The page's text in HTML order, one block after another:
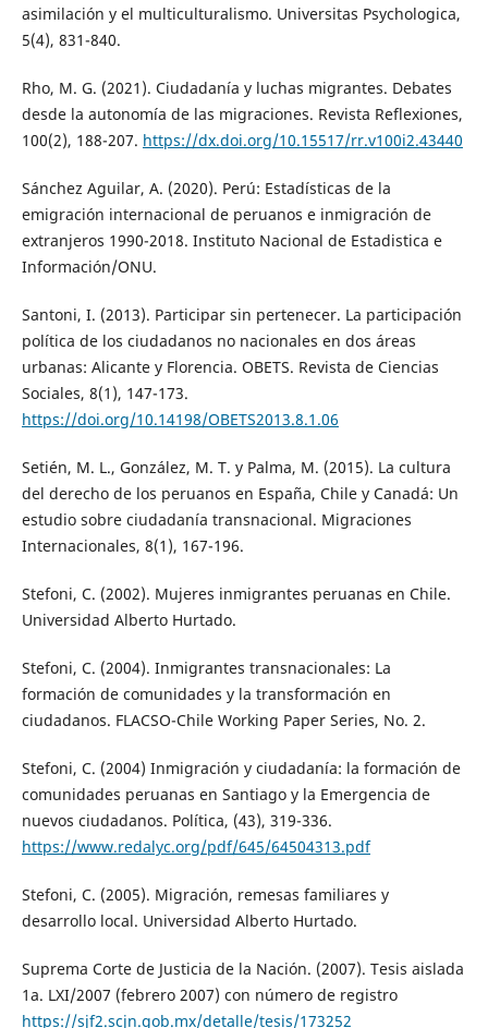
asimilación y el multiculturalismo. Universitas Psychologica,
5(4), 831-840.
Rho, M. G. (2021). Ciudadanía y luchas migrantes. Debates
desde la autonomía de las migraciones. Revista Reflexiones,
100(2), 188-207. https://dx.doi.org/10.15517/rr.v100i2.43440
Sánchez Aguilar, A. (2020). Perú: Estadísticas de la
emigración internacional de peruanos e inmigración de
extranjeros 1990-2018. Instituto Nacional de Estadistica e
Información/ONU.
Santoni, I. (2013). Participar sin pertenecer. La participación
política de los ciudadanos no nacionales en dos áreas
urbanas: Alicante y Florencia. OBETS. Revista de Ciencias
Sociales, 8(1), 147-173.
https://doi.org/10.14198/OBETS2013.8.1.06
Setién, M. L., González, M. T. y Palma, M. (2015). La cultura
del derecho de los peruanos en España, Chile y Canadá: Un
estudio sobre ciudadanía transnacional. Migraciones
Internacionales, 8(1), 167-196.
Stefoni, C. (2002). Mujeres inmigrantes peruanas en Chile.
Universidad Alberto Hurtado.
Stefoni, C. (2004). Inmigrantes transnacionales: La
formación de comunidades y la transformación en
ciudadanos. FLACSO-Chile Working Paper Series, No. 2.
Stefoni, C. (2004) Inmigración y ciudadanía: la formación de
comunidades peruanas en Santiago y la Emergencia de
nuevos ciudadanos. Política, (43), 319-336.
https://www.redalyc.org/pdf/645/64504313.pdf
Stefoni, C. (2005). Migración, remesas familiares y
desarrollo local. Universidad Alberto Hurtado.
Suprema Corte de Justicia de la Nación. (2007). Tesis aislada
1a. LXI/2007 (febrero 2007) con número de registro
https://sjf2.scjn.gob.mx/detalle/tesis/173252